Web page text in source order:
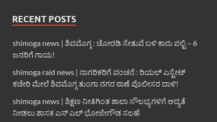
RECENT POSTS
shimoga news | ಶಿವಮೊಗ್ಗ : ಚೋರಡಿ ಸೇತುವೆ ಬಳಿ ಕಾರು ಪಲ್ಟಿ – 6
ಜನರಿಗೆ ಗಾಯ!
shimoga raid news | ನಾಗರಿಕರಿಗೆ ವಂಚನೆ : ರಿಯಲ್ ಎಸ್ಟೇಟ್
ಕಚೇರಿ ಮೇಲೆ ಶಿವಮೊಗ್ಗ ತುಂಗಾ ನಗರ ಠಾಣೆ ಪೊಲೀಸರ ದಾಳಿ!
shimoga news | ಶಿಕ್ಷಣ ನೀತಿಗಿಂತ ಶಾಲಾ ಸೌಲಭ್ಯಗಳಿಗೆ ಆದ್ಯತೆ
ನೀಡಲು ಶಾಸಕ ಎಸ್ ಎಲ್ ಭೋಜೇಗೌಡ ಸಲಹೆ